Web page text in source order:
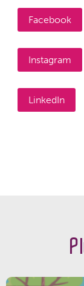
Facebook
Instagram
LinkedIn